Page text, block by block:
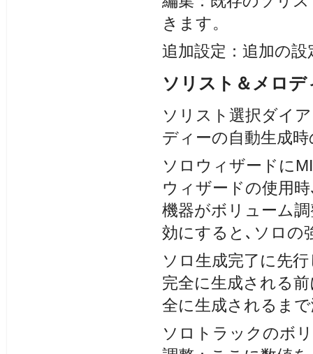
きます。
追加設定：追加の
ソリスト＆メロデ
ソリスト選択ダイ
ディーの自動生成
ソロウィザードに
ウィザードの使用
機器がボリューム
効にすると､ソロの
ソロ生成完了に先
完全に生成される
全に生成されるま
ソロトラックのボ